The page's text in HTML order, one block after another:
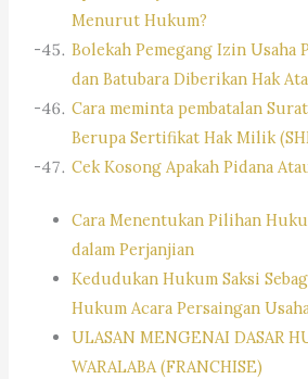
Menurut Hukum?
Bolekah Pemegang Izin Usaha
dan Batubara Diberikan Hak
Cara meminta pembatalan
Berupa Sertifikat Hak Milik
Cek Kosong Apakah Pidana
Cara Menentukan Pilihan
dalam Perjanjian
Kedudukan Hukum Saksi
Hukum Acara Persaingan
ULASAN MENGENAI DASAR
WARALABA (FRANCHISE)